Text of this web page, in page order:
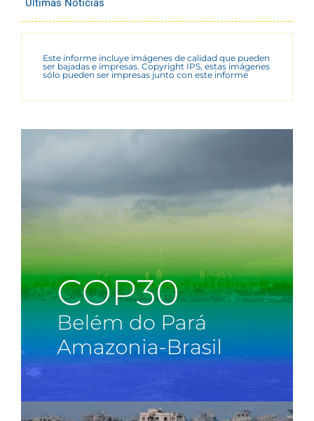
Últimas Noticias
Este informe incluye imágenes de calidad que pueden
ser bajadas e impresas. Copyright IPS, estas imágenes
sólo pueden ser impresas junto con este informe